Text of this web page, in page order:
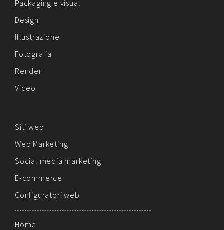
Packaging e visual
Design
Illustrazione
Fotografia
Render
Video
Siti web
Web Marketing
Social media marketing
E-commerce
Configuratori web
Home